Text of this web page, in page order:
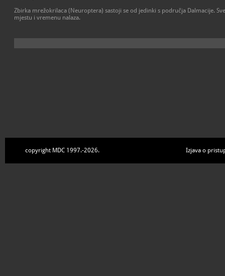
Zbirka mrežokrilaca (Neuroptera) sastoji se od jedinki s područja Dalmacije.
mjestu i vremenu nalaza.
copyright MDC 1997.-2026. Izjava o